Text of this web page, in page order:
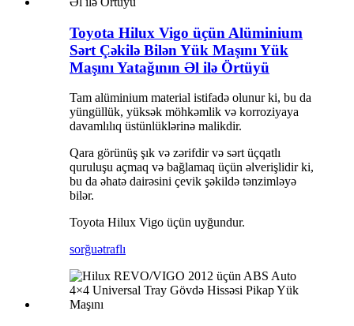
Toyota Hilux Vigo üçün Alüminium
Sərt Çəkilə Bilən Yük Maşını Yük
Maşını Yatağının Əl ilə Örtüyü
Tam alüminium material istifadə olunur ki, bu da
yüngüllük, yüksək möhkəmlik və korroziyaya
davamlılıq üstünlüklərinə malikdir.
Qara görünüş şık və zərifdir və sərt üçqatlı
quruluşu açmaq və bağlamaq üçün əlverişlidir ki,
bu da əhatə dairəsini çevik şəkildə tənzimləyə
bilər.
Toyota Hilux Vigo üçün uyğundur.
sorğuətraflı